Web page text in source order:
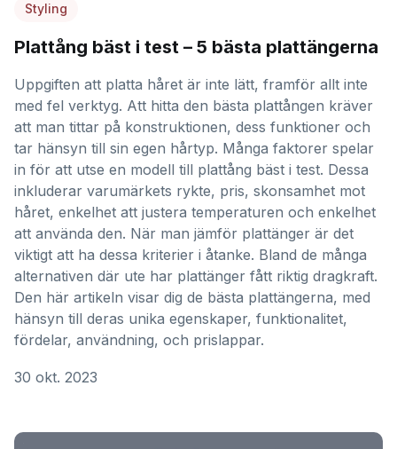
Styling
Plattång bäst i test – 5 bästa plattängerna
Uppgiften att platta håret är inte lätt, framför allt inte
med fel verktyg. Att hitta den bästa plattången kräver
att man tittar på konstruktionen, dess funktioner och
tar hänsyn till sin egen hårtyp. Många faktorer spelar
in för att utse en modell till plattång bäst i test. Dessa
inkluderar varumärkets rykte, pris, skonsamhet mot
håret, enkelhet att justera temperaturen och enkelhet
att använda den. När man jämför plattänger är det
viktigt att ha dessa kriterier i åtanke. Bland de många
alternativen där ute har plattänger fått riktig dragkraft.
Den här artikeln visar dig de bästa plattängerna, med
hänsyn till deras unika egenskaper, funktionalitet,
fördelar, användning, och prislappar.
30 okt. 2023